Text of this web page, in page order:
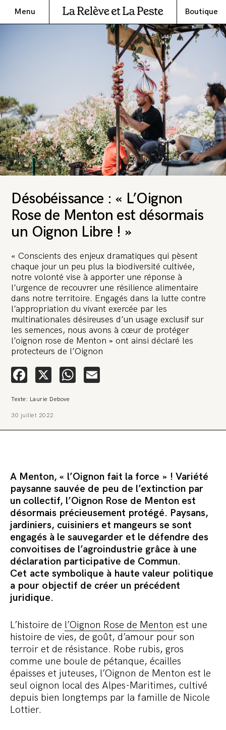
Menu Boutique
Désobéissance : « L’Oignon
Rose de Menton est désormais
un Oignon Libre ! »
« Conscients des enjeux dramatiques qui pèsent
chaque jour un peu plus la biodiversité cultivée,
notre volonté vise à apporter une réponse à
l’urgence de recouvrer une résilience alimentaire
dans notre territoire. Engagés dans la lutte contre
l’appropriation du vivant exercée par les
multinationales désireuses d’un usage exclusif sur
les semences, nous avons à cœur de protéger
l’oignon rose de Menton » ont ainsi déclaré les
protecteurs de l’Oignon
Facebook
X WhatsApp
Texte: Laurie Debove
30 juillet 2022
A Menton, « l’Oignon fait la force » ! Variété
paysanne sauvée de peu de l’extinction par
un collectif, l’Oignon Rose de Menton est
désormais précieusement protégé. Paysans,
jardiniers, cuisiniers et mangeurs se sont
engagés à le sauvegarder et le défendre des
convoitises de l’agroindustrie grâce à une
déclaration participative de Commun.
Cet acte symbolique à haute valeur politique
a pour objectif de créer un précédent
juridique.
L’histoire de l’Oignon Rose de Menton est une
histoire de vies, de goût, d’amour pour son
terroir et de résistance. Robe rubis, gros
comme une boule de pétanque, écailles
épaisses et juteuses, l’Oignon de Menton est le
seul oignon local des Alpes-Maritimes, cultivé
depuis bien longtemps par la famille de Nicole
Lottier.
🚨 L’heure est grave. Une
multinationale tente d’anéantir La
Relève et La Peste 🤯
🔥 Le groupe Pierre Fabre, qui pèse 3,2 milliards d’euros, nous
attaque en justice. Vous savez comment cela s’appelle ?
Une procédure bâillon. Notre tort ? Avoir voulu protéger
l’anonymat d’un habitant inquiet pour sa santé. Et aujourd’hui elle
veut nous faire taire. Cette procédure bâillon vise à nous affaiblir et,
aujourd’hui une grande campagne de soutien avec un premier